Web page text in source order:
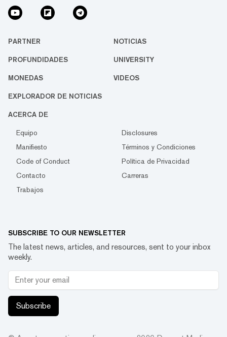
PARTNER NOTICIAS
PROFUNDIDADES UNIVERSITY
MONEDAS VIDEOS
EXPLORADOR DE NOTICIAS
ACERCA DE
Equipo
Disclosures
Manifiesto
Términos y Condiciones
Code of Conduct
Política de Privacidad
Contacto
Carreras
Trabajos
SUBSCRIBE TO OUR NEWSLETTER
The latest news, articles, and resources, sent to your inbox
weekly.
Subscribe